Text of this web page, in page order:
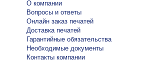
О компании
Вопросы и ответы
Онлайн заказ печатей
Доставка печатей
Гарантийные обязательства
Необходимые документы
Контакты компании